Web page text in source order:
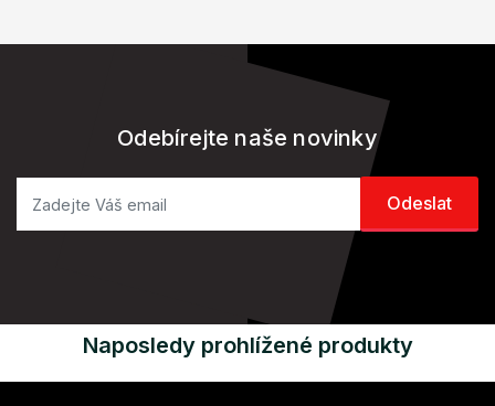
Odebírejte naše novinky
Naposledy prohlížené produkty